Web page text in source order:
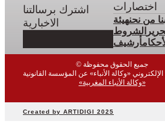
اشترك برسالتنا
الاخبارية
اختصارات
من نحنهيئة
الشروط
أرشيف
© جميع الحقوق محفوظة
«وكالة الأنباء» عن المؤسسة القانونية
«وكالة الأنباء المغربية»
Created by ARTIDIGI 2025